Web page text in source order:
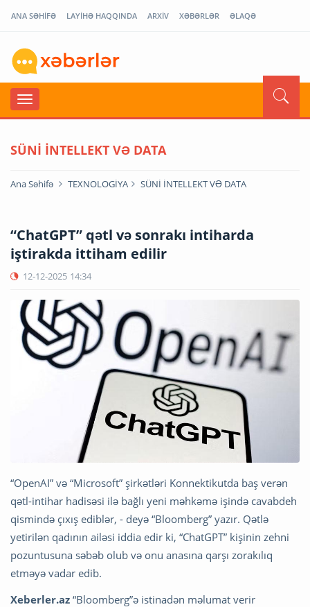
ANA SƏHİFƏ LAYİHƏ HAQQINDA ARXİV XƏBƏRLƏR ƏLAQƏ
SÜNİ İNTELLEKT VƏ DATA
Ana Səhifə TEXNOLOGİYA SÜNİ İNTELLEKT VƏ DATA
“ChatGPT” qətl və sonrakı intiharda
iştirakda ittiham edilir
12-12-2025 14:34
“OpenAI” və “Microsoft” şirkətləri Konnektikutda baş verən
qətl-intihar hadisəsi ilə bağlı yeni məhkəmə işində cavabdeh
qismində çıxış ediblər, - deyə “Bloomberg” yazır. Qətlə
yetirilən qadının ailəsi iddia edir ki, “ChatGPT” kişinin zehni
pozuntusuna səbəb olub və onu anasına qarşı zorakılıq
etməyə vadar edib.
Xeberler.az “Bloomberg”ə istinadən məlumat verir